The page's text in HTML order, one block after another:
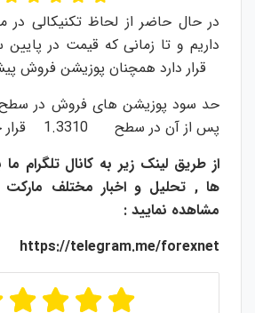
در حال حاضر از لحاظ تکنیکالی در
قرار دارد همچنان پوزیشن فروش
پس از آن در سطح 1.3310 قرار خواهد داشت.
از طریق لینک زیر به کانال تلگرام
ها , تحلیل و اخبار مختلف
مشاهده نمایید :
https://telegram.me/forexnet